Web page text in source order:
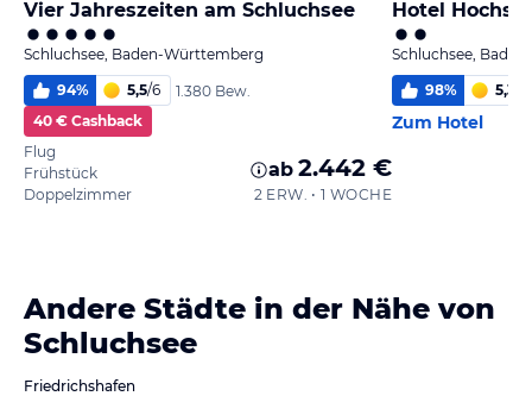
Vier Jahreszeiten am Schluchsee
Schluchsee, Baden-Württemberg
94% 5,5/6
1.380 Bew.
40 € Cashback
Flug
Frühstück
Doppelzimmer
ab 2.442 €
2 ERW. • 1 WOCHE
Hotel
Schluchsee,
98% 5,3
Zum Hotel
Andere Städte in der Nähe von
Schluchsee
Friedrichshafen